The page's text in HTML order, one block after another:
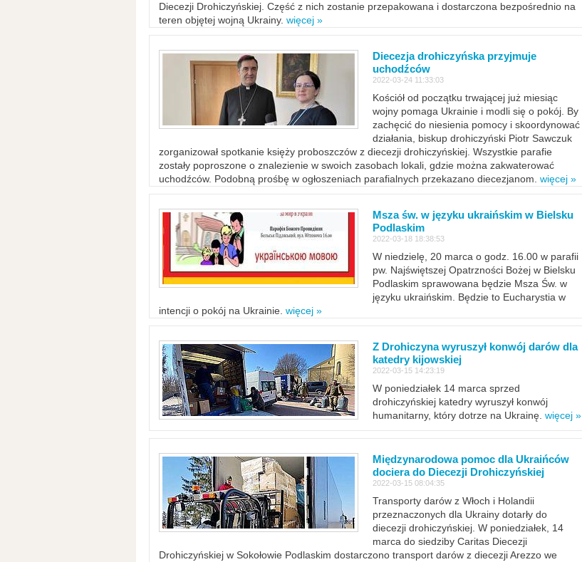
Diecezji Drohiczyńskiej. Część z nich zostanie przepakowana i dostarczona bezpośrednio na
teren objętej wojną Ukrainy. więcej »
Diecezja drohiczyńska przyjmuje
uchodźców
2022-03-24 11:33:03
Kościół od początku trwającej już miesiąc
wojny pomaga Ukrainie i modli się o pokój. By
zachęcić do niesienia pomocy i skoordynować
działania, biskup drohiczyński Piotr Sawczuk
zorganizował spotkanie księży proboszczów z diecezji drohiczyńskiej. Wszystkie parafie
zostały poproszone o znalezienie w swoich zasobach lokali, gdzie można zakwaterować
uchodźców. Podobną prośbę w ogłoszeniach parafialnych przekazano diecezjanom. więcej »
Msza św. w języku ukraińskim w Bielsku
Podlaskim
2022-03-18 18:38:53
W niedzielę, 20 marca o godz. 16.00 w parafii
pw. Najświętszej Opatrzności Bożej w Bielsku
Podlaskim sprawowana będzie Msza Św. w
języku ukraińskim. Będzie to Eucharystia w
intencji o pokój na Ukrainie. więcej »
Z Drohiczyna wyruszył konwój darów dla
katedry kijowskiej
2022-03-15 14:23:19
W poniedziałek 14 marca sprzed
drohiczyńskiej katedry wyruszył konwój
humanitarny, który dotrze na Ukrainę. więcej »
Międzynarodowa pomoc dla Ukraińców
dociera do Diecezji Drohiczyńskiej
2022-03-15 08:04:35
Transporty darów z Włoch i Holandii
przeznaczonych dla Ukrainy dotarły do
diecezji drohiczyńskiej. W poniedziałek, 14
marca do siedziby Caritas Diecezji
Drohiczyńskiej w Sokołowie Podlaskim dostarczono transport darów z diecezji Arezzo we